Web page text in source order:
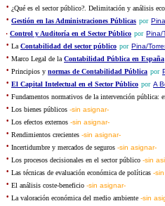
· ¿Qué es el sector público?. Delimitación y análisis
· Gestión en las Administraciones Públicas por
· Control y Auditoría en el Sector Público por Pina/
· La Contabilidad del sector público por Pina/
· Marco Legal de la Contabilidad Pública en España
· Principios y normas de Contabilidad Pública por
· El Capital Intelectual en el Sector Público por A
· Fundamentos normativos de la intervención pública:
· Los bienes públicos -sin asignar-
· Los efectos externos -sin asignar-
· Rendimientos crecientes -sin asignar-
· Incertidumbre y mercados de seguros -sin asignar-
· Los procesos decisionales en el sector público -sin
· Las técnicas de evaluación económica de políticas -
· El análisis coste-beneficio -sin asignar-
· La valoración económica del medio ambiente -sin